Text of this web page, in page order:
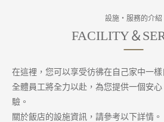
設施・服務的介紹
在這裡，您可以享受彷彿在自己家中一樣
全體員工將全力以赴，為您提供一個安
驗。
關於飯店的設施資訊，請參考以下詳情。